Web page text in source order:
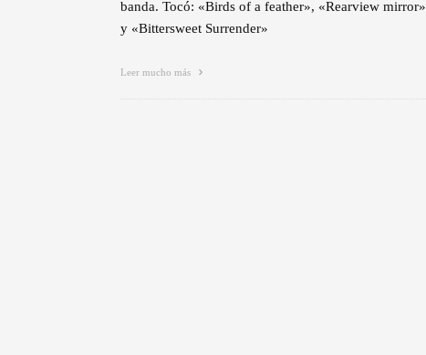
banda. Tocó: «Birds of a feather», «Rearview mirror»
y «Bittersweet Surrender»
Leer mucho más